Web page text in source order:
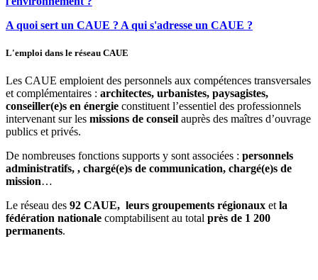
A quoi sert un CAUE ? A qui s'adresse un CAUE ?
L'emploi dans le réseau CAUE
Les CAUE emploient des personnels aux compétences transversales
et complémentaires : architectes, urbanistes, paysagistes,
conseiller(e)s en énergie constituent l’essentiel des professionnels
intervenant sur les missions de conseil auprès des maîtres d’ouvrage
publics et privés.
De nombreuses fonctions supports y sont associées : personnels
administratifs, , chargé(e)s de communication, chargé(e)s de
mission…
Le réseau des 92 CAUE, leurs groupements régionaux et la
fédération nationale comptabilisent au total près de 1 200
permanents.